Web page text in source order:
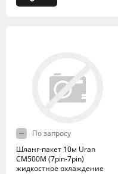
По запросу
Шланг-пакет 10м Uran
CM500M (7pin-7pin)
жидкостное охлаждение